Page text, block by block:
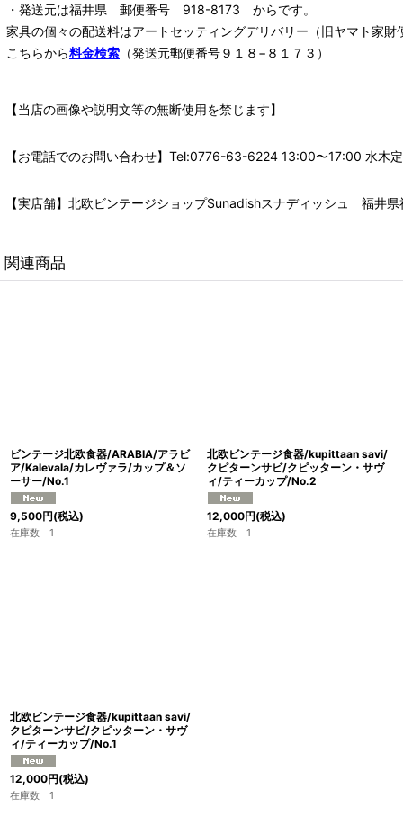
・発送元は福井県 郵便番号 918-8173 からです。
家具の個々の配送料はアートセッティングデリバリー （旧ヤマト家財
こちらから料金検索 （発送元郵便番号９１８−８１７３）
【当店の画像や説明文等の無断使用を禁じます】
【お電話でのお問い合わせ】Tel:0776-63-6224 13:00〜17:00 水木
【実店舗】北欧ビンテージショップSunadishスナディッシュ 福井
関連商品
ビンテージ北欧食器/ARABIA/アラビ
ア/Kalevala/カレヴァラ/カップ＆ソ
ーサー/No.1
9,500円(税込)
在庫数 1
北欧ビンテージ食器/kupittaan savi/
クピターンサビ/クピッターン・サヴ
ィ/ティーカップ/No.2
12,000円(税込)
在庫数 1
北欧ビンテージ食器/kupittaan savi/
クピターンサビ/クピッターン・サヴ
ィ/ティーカップ/No.1
12,000円(税込)
在庫数 1